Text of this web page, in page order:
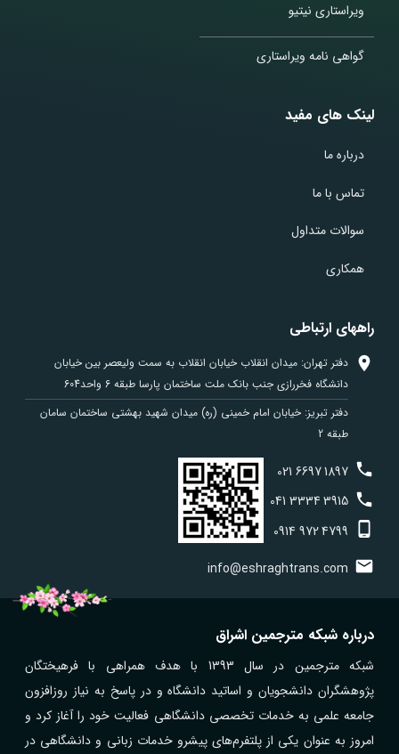
ویراستاری نیتیو
گواهی نامه ویراستاری
لینک های مفید
درباره ما
تماس با ما
سوالات متداول
همکاری
راههای ارتباطی
دفتر تهران: میدان انقلاب خیابان انقلاب به سمت ولیعصر بین خیابان
دانشگاه فخررازی جنب بانک ملت ساختمان پارسا طبقه 6 واحد604
دفتر تبریز: خیابان امام خمینی (ره) میدان شهید بهشتی ساختمان سامان
طبقه 2
021 66971897
041 33343915
0914 9724799
info@eshraghtrans.com
درباره شبکه مترجمین اشراق
شبکه مترجمین در سال 1393 با هدف همراهی با فرهیختگان
پژوهشگران دانشجویان و اساتید دانشگاه و در پاسخ به نیاز روزافزون
جامعه علمی به خدمات تخصصی دانشگاهی فعالیت خود را آغاز کرد و
امروز به عنوان یکی از پلتفرم‌های پیشرو خدمات زبانی و دانشگاهی در